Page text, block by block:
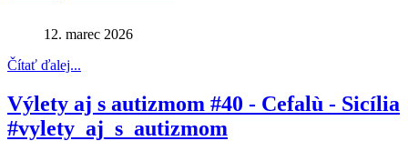
12. marec 2026
Čítať ďalej...
Výlety aj s autizmom #40 - Cefalù - Sicília
#vylety_aj_s_autizmom